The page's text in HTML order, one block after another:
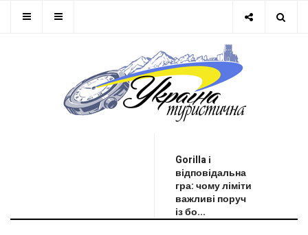
Gorilla і
відповідальна
гра: чому ліміти
важливі поруч
із бо...